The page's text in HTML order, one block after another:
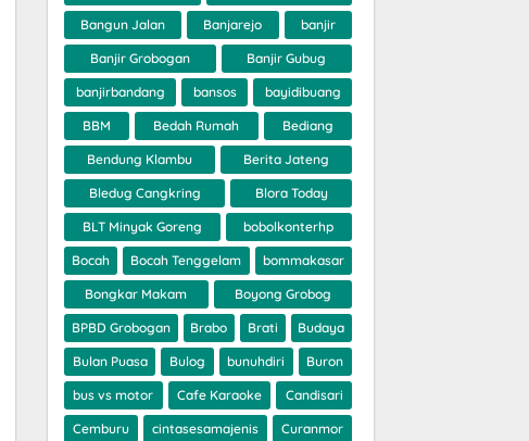
Bangun Jalan Banjarejo banjir
Banjir Grobogan Banjir Gubug
banjirbandang bansos bayidibuang
BBM Bedah Rumah Bediang
Bendung Klambu Berita Jateng
Bledug Cangkring Blora Today
BLT Minyak Goreng bobolkonterhp
Bocah Bocah Tenggelam bommakasar
Bongkar Makam Boyong Grobog
BPBD Grobogan Brabo Brati Budaya
Bulan Puasa Bulog bunuhdiri Buron
bus vs motor Cafe Karaoke Candisari
Cemburu cintasesamajenis Curanmor